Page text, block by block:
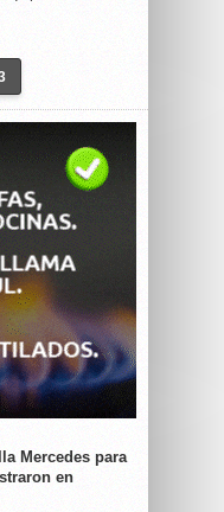
Mercedes para
en